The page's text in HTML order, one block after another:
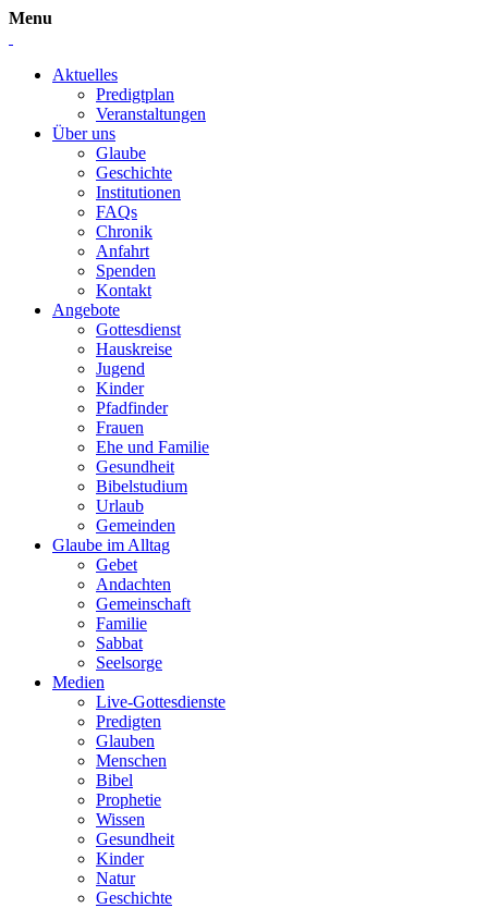
Menu
Aktuelles
Predigtplan
Veranstaltungen
Über uns
Glaube
Geschichte
Institutionen
FAQs
Chronik
Anfahrt
Spenden
Kontakt
Angebote
Gottesdienst
Hauskreise
Jugend
Kinder
Pfadfinder
Frauen
Ehe und Familie
Gesundheit
Bibelstudium
Urlaub
Gemeinden
Glaube im Alltag
Gebet
Andachten
Gemeinschaft
Familie
Sabbat
Seelsorge
Medien
Live-Gottesdienste
Predigten
Glauben
Menschen
Bibel
Prophetie
Wissen
Gesundheit
Kinder
Natur
Geschichte